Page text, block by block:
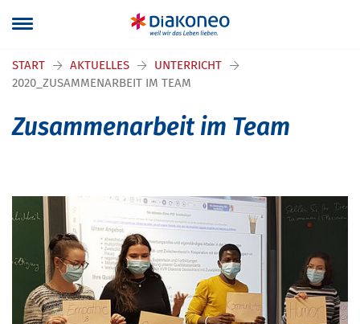
START AKTUELLES
UNTERRICHT
2020_ZUSAMMENARBEIT IM TEAM
Zusammenarbeit im Team